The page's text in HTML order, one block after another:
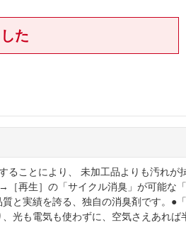
た
ることにより、 未加工品よりも汚れが
再生］の「サイクル消臭」が可能な
と実績を誇る、独自の消臭剤です。●
光も電気も使わずに、空気さえあれ